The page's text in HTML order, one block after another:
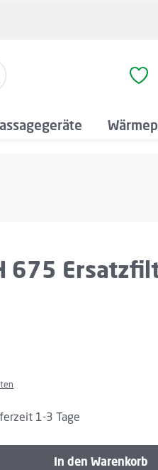
Du
675
1-3 Tage
denIn den Warenkorb